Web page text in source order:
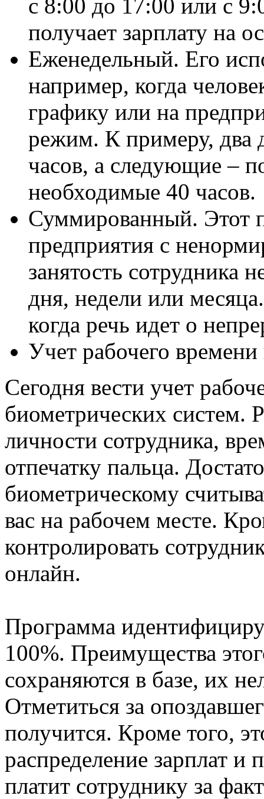
с 8:00 до 17:00 или с
получает зарплату на
Еженедельный. Его
например, когда
графику или на
режим. К примеру, два
часов, а следующие –
необходимые 40 часов.
Суммированный. Этот
предприятия с
занятость сотрудника
дня, недели или
когда речь идет о
Учет рабочего
Сегодня вести учет
биометрических систем.
личности сотрудника,
отпечатку пальца.
биометрическому
вас на рабочем месте.
контролировать
онлайн.
Программа
100%. Преимущества
сохраняются в базе, их
Отметиться за
получится. Кроме того,
распределение зарплат и
платит сотруднику за